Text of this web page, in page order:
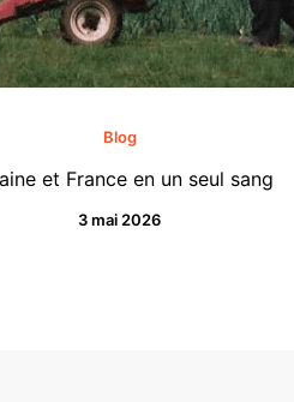
Blog
et France en un seul sang
3 mai 2026